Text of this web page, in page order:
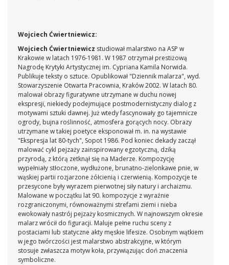
Wojciech Ćwiertniewicz:
Wojciech Ćwiertniewicz studiował malarstwo na ASP w
Krakowie w latach 1976-1981. W 1987 otrzymał prestiżową
Nagrodę Krytyki Artystycznej im. Cypriana Kamila Norwida.
Publikuje teksty o sztuce. Opublikował "Dziennik malarza", wyd.
Stowarzyszenie Otwarta Pracownia, Kraków 2002. W latach 80.
malował obrazy figuratywne utrzymane w duchu nowej
ekspresji, niekiedy podejmujące postmodernistyczny dialog z
motywami sztuki dawnej. Już wtedy fascynowały go tajemnicze
ogrody, bujna roślinność, atmosfera gorących nocy. Obrazy
utrzymane w takiej poetyce eksponował m. in. na wystawie
"Ekspresja lat 80-tych", Sopot 1986. Pod koniec dekady zaczął
malować cykl pejzaży zainspirowany egzotyczną, dziką
przyrodą, z którą zetknął się na Maderze. Kompozycję
wypełniały stłoczone, wydłużone, brunatno-zielonkawe pnie, w
wąskiej partii rozjarzone żółcienią i czerwienią. Kompozycje te
przesycone były wyrazem pierwotnej siły natury i archaizmu.
Malowane w początku lat 90. kompozycje z wyraźnie
rozgraniczonymi, równoważnymi strefami ziemi i nieba
ewokowały nastrój pejzaży kosmicznych. W najnowszym okresie
malarz wrócił do figuracji. Maluje pełne ruchu sceny z
postaciami lub statyczne akty męskie lifesize. Osobnym wątkiem
w jego twórczości jest malarstwo abstrakcyjne, w którym
stosuje zwłaszcza motyw koła, przywiązując doń znaczenia
symboliczne.